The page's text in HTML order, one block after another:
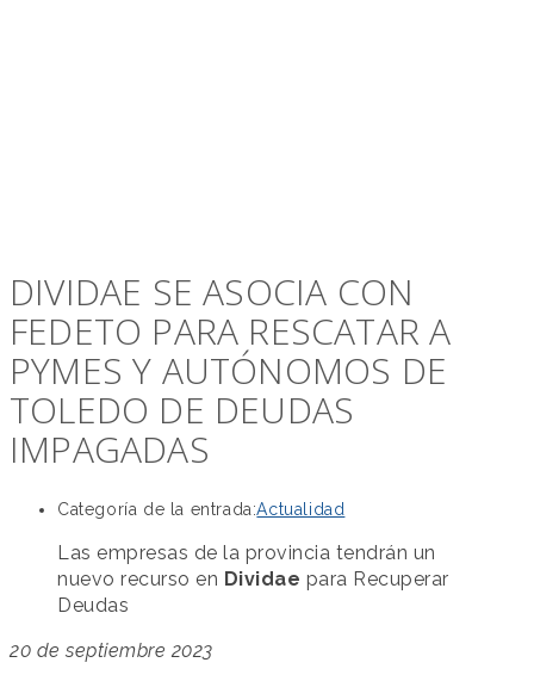
DIVIDAE SE ASOCIA CON
FEDETO PARA RESCATAR A
PYMES Y AUTÓNOMOS DE
TOLEDO DE DEUDAS
IMPAGADAS
Categoría de la entrada:Actualidad
Las empresas de la provincia tendrán un
nuevo recurso en Dividae para Recuperar
Deudas
20 de septiembre 2023